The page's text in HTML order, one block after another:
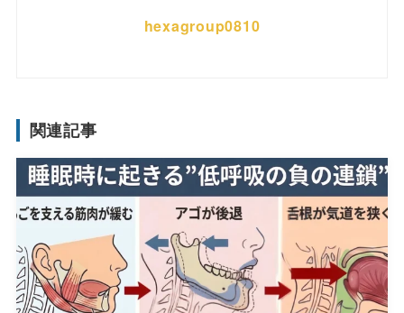
hexagroup0810
関連記事